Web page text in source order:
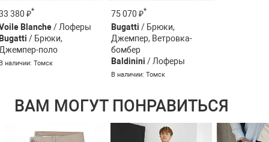
380 ₽*
Blanche/ Лоферы
/ Брюки,
поло
наличии: Томск
75 070 ₽*
Bugatti / Брюки,
Джемпер, Ветровка-
бомбер
Baldinini / Лоферы
В наличии: Томск
ВАМ МОГУТ ПОНРАВИТЬСЯ